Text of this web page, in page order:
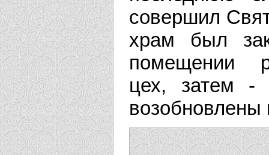
совершил
храм был
помещении
цех, затем -
возобновлены